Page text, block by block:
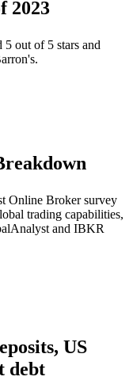
2023
out of 5 stars and
Online Broker survey
trading capabilities,
and IBKR
US
debt